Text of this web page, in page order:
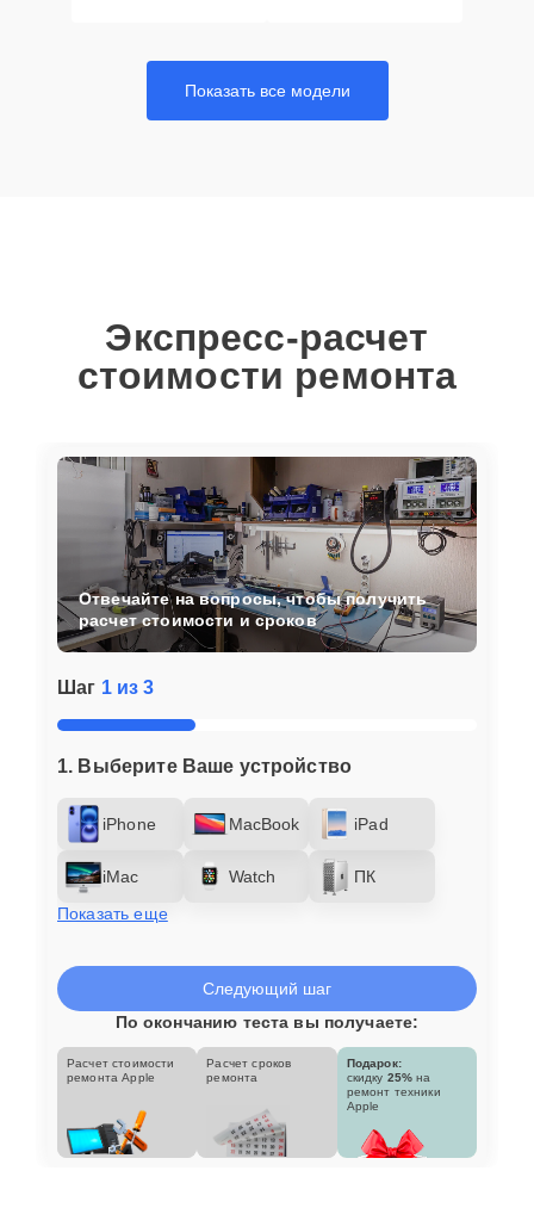
Показать все модели
Экспресс-расчет
стоимости ремонта
Шаг 1 из 3
1. Выберите Ваше устройство
iPhone MacBook iPad
iMac Watch
ПК
Показать еще
Отвечайте на вопросы, чтобы получить
расчет стоимости и сроков
Следующий шаг
По окончанию теста вы получаете:
Расчет стоимости
ремонта Apple
Расчет сроков
ремонта
Подарок:
скидку 25% на
ремонт техники
Apple